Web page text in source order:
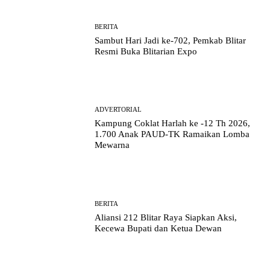
BERITA
Sambut Hari Jadi ke-702, Pemkab Blitar
Resmi Buka Blitarian Expo
ADVERTORIAL
Kampung Coklat Harlah ke -12 Th 2026,
1.700 Anak PAUD-TK Ramaikan Lomba
Mewarna
BERITA
Aliansi 212 Blitar Raya Siapkan Aksi,
Kecewa Bupati dan Ketua Dewan